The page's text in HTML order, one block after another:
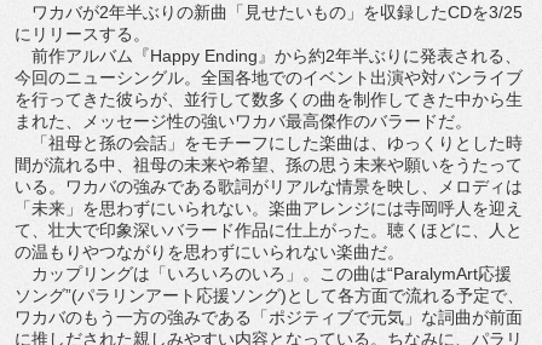
ワカバが2年半ぶりの新曲「見せたいもの」を収録したCDを3/25
にリリースする。
前作アルバム『Happy Ending』から約2年半ぶりに発表される、
今回のニューシングル。全国各地でのイベント出演や対バンライブ
を行ってきた彼らが、並行して数多くの曲を制作してきた中から生
まれた、メッセージ性の強いワカバ最高傑作のバラードだ。
「祖母と孫の会話」をモチーフにした楽曲は、ゆっくりとした時
間が流れる中、祖母の未来や希望、孫の思う未来や願いをうたって
いる。ワカバの強みである歌詞がリアルな情景を映し、メロディは
「未来」を思わずにいられない。楽曲アレンジには寺岡呼人を迎え
て、壮大で印象深いバラード作品に仕上がった。聴くほどに、人と
の温もりやつながりを思わずにいられない楽曲だ。
カップリングは「いろいろのいろ」。この曲は“ParalymArt応援
ソング”(パラリンアート応援ソング)として各方面で流れる予定で、
ワカバのもう一方の強みである「ポジティブで元気」な詞曲が前面
に推しだされた親しみやすい内容となっている。ちなみに、パラリ